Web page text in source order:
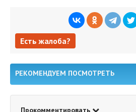
Есть жалоба?
РЕКОМЕНДУЕМ ПОСМОТРЕТЬ
Прокомментировать